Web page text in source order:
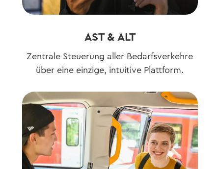
AST & ALT
Zentrale Steuerung aller Bedarfsverkehre
über eine einzige, intuitive Plattform.